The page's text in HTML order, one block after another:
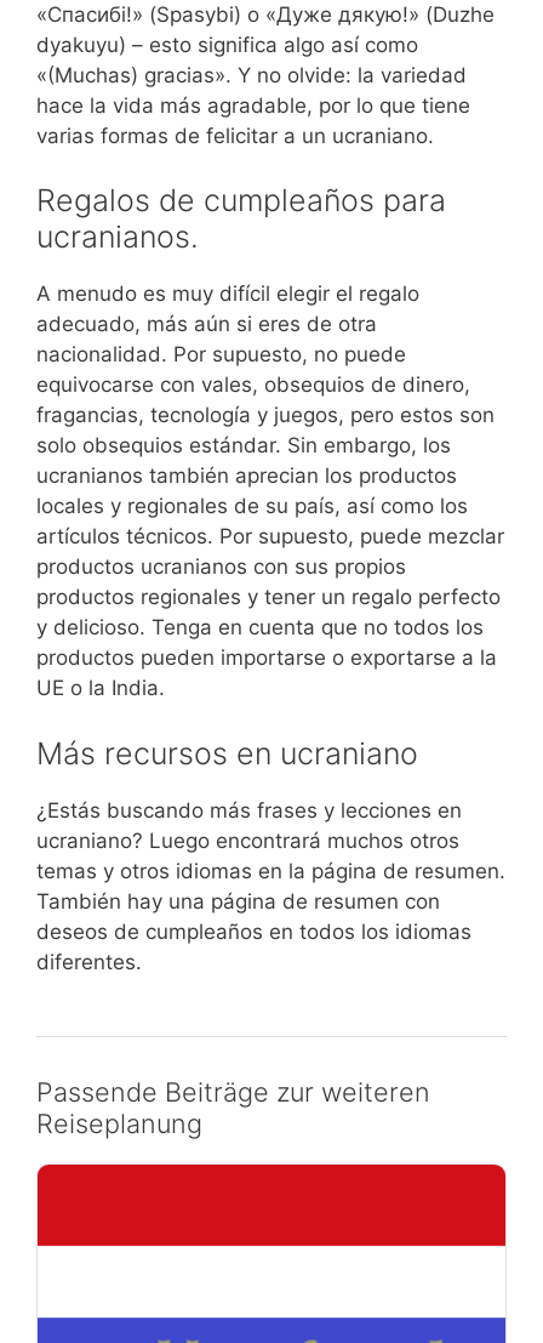
«Спасибі!» (Spasybi) o «Дуже дякую!» (Duzhe
dyakuyu) – esto significa algo así como
«(Muchas) gracias». Y no olvide: la variedad
hace la vida más agradable, por lo que tiene
varias formas de felicitar a un ucraniano.
Regalos de cumpleaños para
ucranianos.
A menudo es muy difícil elegir el regalo
adecuado, más aún si eres de otra
nacionalidad. Por supuesto, no puede
equivocarse con vales, obsequios de dinero,
fragancias, tecnología y juegos, pero estos son
solo obsequios estándar. Sin embargo, los
ucranianos también aprecian los productos
locales y regionales de su país, así como los
artículos técnicos. Por supuesto, puede mezclar
productos ucranianos con sus propios
productos regionales y tener un regalo perfecto
y delicioso. Tenga en cuenta que no todos los
productos pueden importarse o exportarse a la
UE o la India.
Más recursos en ucraniano
¿Estás buscando más frases y lecciones en
ucraniano? Luego encontrará muchos otros
temas y otros idiomas en la página de resumen.
También hay una página de resumen con
deseos de cumpleaños en todos los idiomas
diferentes.
Passende Beiträge zur weiteren
Reiseplanung